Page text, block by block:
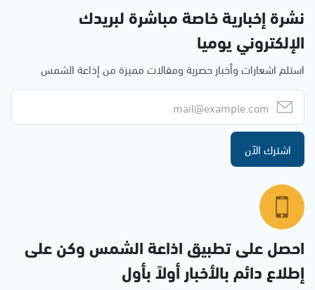
نشرة إخبارية خاصة مباشرة لبريدك
الإلكتروني يوميا
استلم اشعارات وأخبار حصرية ومقالات مميزة من إذاعة الشمس
اشترك الآن
احصل على تطبيق اذاعة الشمس وكن على
إطلاع دائم بالأخبار أولاً بأول